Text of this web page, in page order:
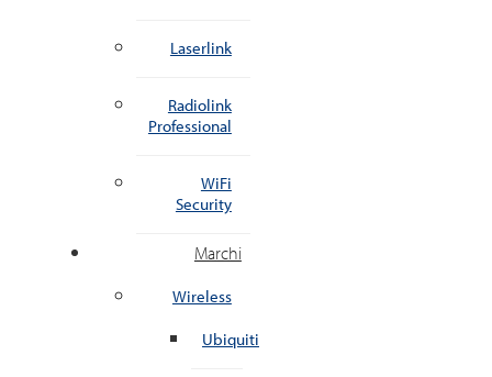
Laserlink
Radiolink
Professional
WiFi
Security
Marchi
Wireless
Ubiquiti